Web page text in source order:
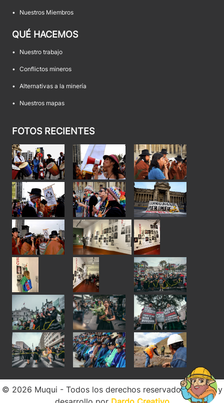
• Nuestros Miembros
QUÉ HACEMOS
• Nuestro trabajo
• Conflictos mineros
• Alternativas a la minería
• Nuestros mapas
FOTOS RECIENTES
© 2026 Muqui - Todos los derechos reservados. Diseño y